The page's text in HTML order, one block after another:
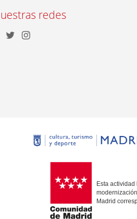
redes
Esta
Madrid